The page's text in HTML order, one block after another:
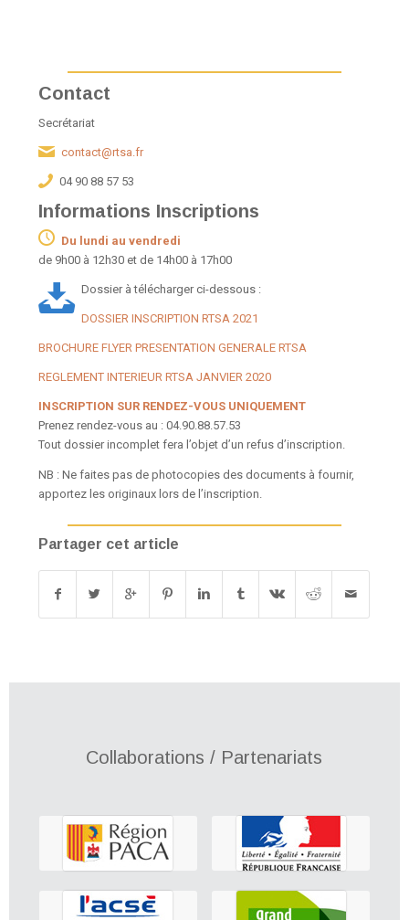
Contact
Secrétariat
contact@rtsa.fr
04 90 88 57 53
Informations Inscriptions
Du lundi au vendredi
de 9h00 à 12h30 et de 14h00 à 17h00
Dossier à télécharger ci-dessous :
DOSSIER INSCRIPTION RTSA 2021
BROCHURE FLYER PRESENTATION GENERALE RTSA
REGLEMENT INTERIEUR RTSA JANVIER 2020
INSCRIPTION SUR RENDEZ-VOUS UNIQUEMENT
Prenez rendez-vous au : 04.90.88.57.53
Tout dossier incomplet fera l’objet d’un refus d’inscription.
NB : Ne faites pas de photocopies des documents à fournir,
apportez les originaux lors de l’inscription.
Partager cet article
Collaborations / Partenariats